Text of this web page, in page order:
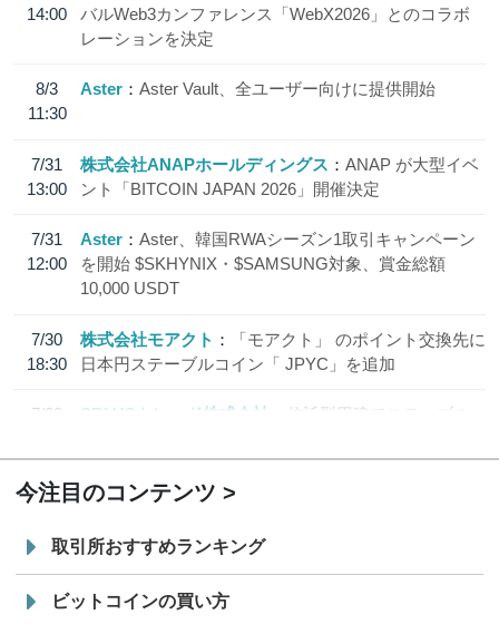
14:00
バルWeb3カンファレンス「WebX2026」とのコラボ
レーションを決定
8/3
11:30
Aster Aster Vault、全ユーザー向けに提供開始
7/31
13:00
株式会社ANAPホールディングス
ANAP が大型イベ
ント「BITCOIN JAPAN 2026」開催決定
7/31
12:00
Aster
Aster、韓国RWAシーズン1取引キャンペーン
を開始 $SKHYNIX・$SAMSUNG対象、賞金総額
10,000 USDT
7/30
18:30
株式会社モアクト
「モアクト」 のポイント交換先に
日本円ステーブルコイン「 JPYC」を追加
7/29
SBI VCトレード株式会社
信託型円建てステーブル
今注目のコンテンツ
取引所おすすめランキング
ビットコインの買い方